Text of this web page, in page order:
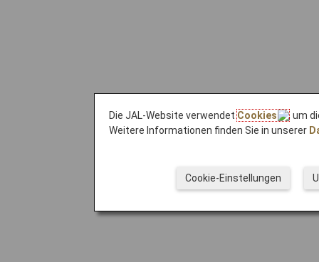
Die JAL-Website verwendetCookies
, um
Weitere Informationen finden Sie in unserer
Cookie-Einstellungen